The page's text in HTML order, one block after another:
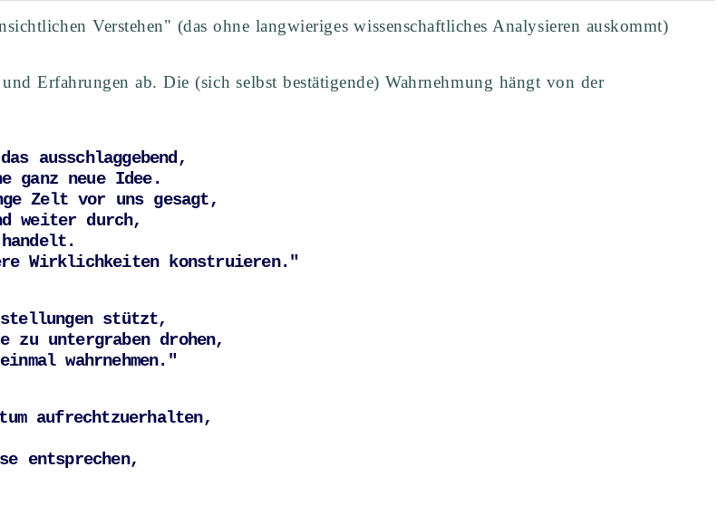
Verstehen" (das ohne langwieriges wissenschaftliches Analysieren auskommt)
Erfahrungen ab. Die (sich selbst bestätigende) Wahrnehmung hängt von der
ausschlaggebend,
Wirklichkeiten konstruieren."
stützt,
wahrnehmen."
aufrechtzuerhalten,